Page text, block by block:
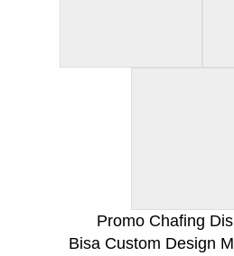
Promo Chafing
Bisa Custom Design